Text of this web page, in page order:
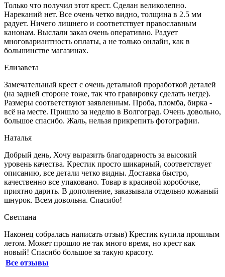
Только что получил этот крест. Сделан великолепно.
Нареканий нет. Все очень четко видно, толщина в 2.5 мм
радует. Ничего лишнего и соответствует православным
канонам. Выслали заказ очень оперативно. Радует
многовариантность оплаты, а не только онлайн, как в
большинстве магазинах.
Елизавета
Замечательный крест с очень детальной проработкой деталей
(на задней стороне тоже, так что гравировку сделать негде).
Размеры соответствуют заявленным. Проба, пломба, бирка -
всё на месте. Пришло за неделю в Волгоград. Очень довольно,
большое спасибо. Жаль, нельзя прикрепить фотографии.
Наталья
Добрый день, Хочу выразить благодарность за высокий
уровень качества. Крестик просто шикарный, соответствует
описанию, все детали четко видны. Доставка быстро,
качественно все упаковано. Товар в красивой коробочке,
приятно дарить. В дополнение, заказывала отдельно кожаный
шнурок. Всем довольна. Спасибо!
Светлана
Наконец собралась написать отзыв) Крестик купила прошлым
летом. Может прошло не так много время, но крест как
новый! Спасибо большое за такую красоту.
Все отзывы